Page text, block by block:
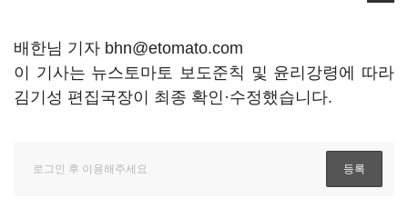
배한님 기자 bhn@etomato.com
이 기사는 뉴스토마토 보도준칙 및 윤리강령에 따라
김기성 편집국장이 최종 확인·수정했습니다.